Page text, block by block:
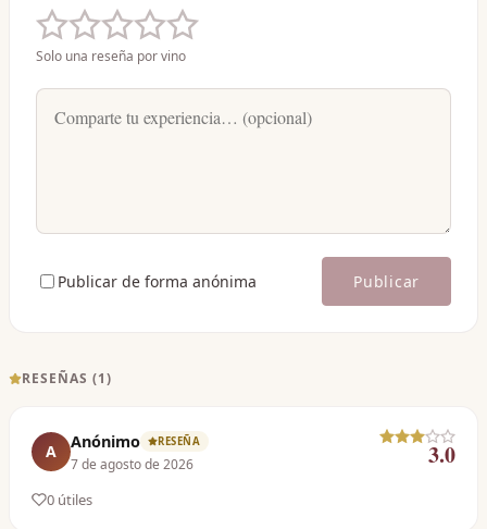
Solo una reseña por vino
Publicar de forma anónima Publicar
RESEÑAS (1)
A Anónimo RESEÑA
7 de agosto de 2026 3.0
0 útiles